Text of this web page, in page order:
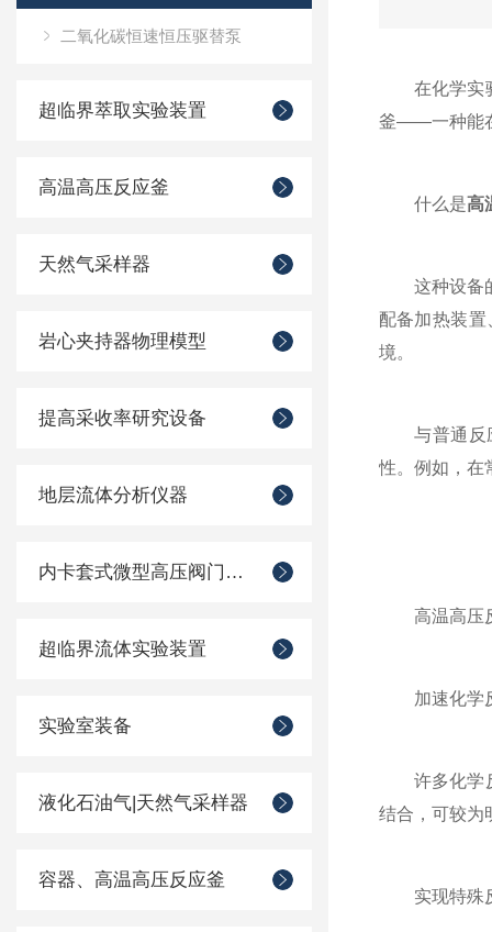
二氧化碳恒速恒压驱替泵
超临界萃取实验装置
高温高压反应釜
天然气采样器
岩心夹持器物理模型
提高采收率研究设备
地层流体分析仪器
内卡套式微型高压阀门管件
超临界流体实验装置
实验室装备
液化石油气|天然气采样器
容器、高温高压反应釜
在化学实验
釜——一种能
什么是高
这种设备的
配备加热装
境。
与普通反应
性。例如，在
高温高压
加速化学
许多化学反
结合，可较为
实现特殊